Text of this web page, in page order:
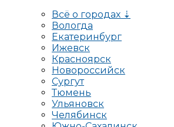
Всё о городах ⇣
Вологда
Екатеринбург
Ижевск
Красноярск
Новороссийск
Сургут
Тюмень
Ульяновск
Челябинск